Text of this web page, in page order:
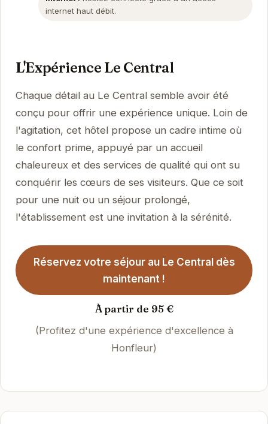
internet haut débit.
L'Expérience Le Central
Chaque détail au Le Central semble avoir été
conçu pour offrir une expérience unique. Loin de
l'agitation, cet hôtel propose un cadre intime où
le confort prime, appuyé par un accueil
chaleureux et des services de qualité qui ont su
conquérir les cœurs de ses visiteurs. Que ce soit
pour une nuit ou un séjour prolongé,
l'établissement est une invitation à la sérénité.
Réservez votre séjour au Le Central dès
maintenant !
À partir de 95 €
(Profitez d'une expérience d'excellence à
Honfleur)